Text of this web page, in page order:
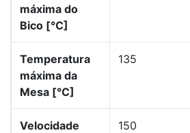
máxima do
Bico [°C]
Temperatura
máxima da
Mesa [°C]
135
Velocidade
150